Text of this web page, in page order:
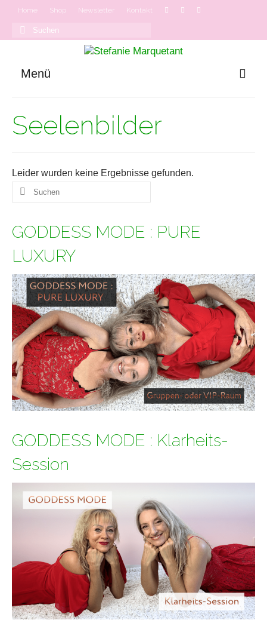
Home Shop Newsletter Kontakt
Suchen
Menü
Onlinekurse
Seelenbilder
Leider wurden keine Ergebnisse gefunden.
Suchen
nach:
GODDESS MODE : PURE
LUXURY
GODDESS MODE : Klarheits-
Session